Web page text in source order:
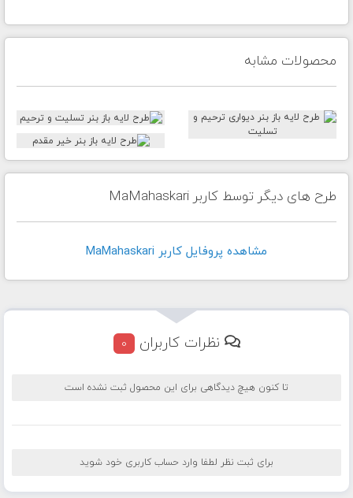
محصولات مشابه
طرح های دیگر توسط کاربر MaMahaskari
مشاهده پروفايل کاربر MaMahaskari
نظرات کاربران 0
تا کنون هیچ دیدگاهی برای این محصول ثبت نشده است
برای ثبت نظر لطفا وارد حساب کاربری خود شوید